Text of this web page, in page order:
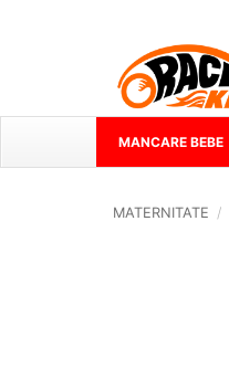
MANCARE BEBE
MATERNITATE /